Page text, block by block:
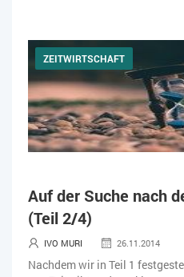
ZEITWIRTSCHAFT
Auf der Suche nach
(Teil 2/4)
IVO MURI 26.11.2014
Nachdem wir in Teil 1